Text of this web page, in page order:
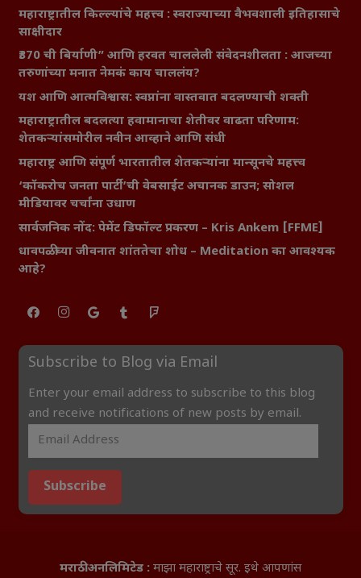
महाराष्ट्रातील किल्ल्यांचे महत्त्व : स्वराज्याच्या वैभवशाली इतिहासाचे
साक्षीदार
₹370 ची बिर्याणी” आणि हरवत चाललेली संवेदनशीलता : आजच्या
तरुणांच्या मनात नेमकं काय चाललंय?
यश आणि आत्मविश्वास: स्वप्नांना वास्तवात बदलण्याची शक्ती
महाराष्ट्रातील बदलत्या हवामानाचा शेतीवर वाढता परिणाम:
शेतकऱ्यांसमोरील नवीन आव्हाने आणि संधी
महाराष्ट्र आणि संपूर्ण भारतातील शेतकऱ्यांना मान्सूनचे महत्त्व
‘कॉकरोच जनता पार्टी’ची वेबसाईट अचानक डाउन; सोशल
मीडियावर चर्चांना उधाण
सार्वजनिक नोंद: पेमेंट डिफॉल्ट प्रकरण – Kris Ankem [FFME]
धावपळीच्या जीवनात शांततेचा शोध – Meditation का आवश्यक
आहे?
Subscribe to Blog via Email
Enter your email address to subscribe to this blog
and receive notifications of new posts by email.
Subscribe
मराठी अनलिमिटेड : माझा महाराष्ट्राचे सूर. इथे आपणांस